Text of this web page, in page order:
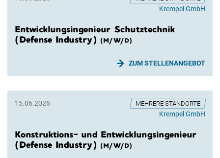
Krempel GmbH
Entwicklungsingenieur Schutztechnik
(Defense Industry) (M/W/D)
ZUM STELLENANGEBOT
15.06.2026 MEHRERE STANDORTE
Krempel GmbH
Konstruktions- und Entwicklungsingenieur
(Defense Industry) (M/W/D)